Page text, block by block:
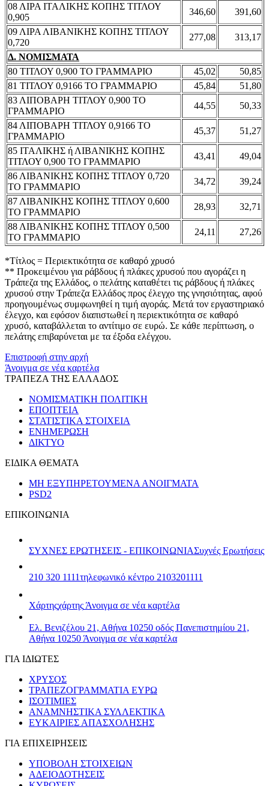
08 ΛΙΡΑ ΙΤΑΛΙΚΗΣ ΚΟΠΗΣ ΤΙΤΛΟΥ
0,905
346,60
391,60
09 ΛΙΡΑ ΛΙΒΑΝΙΚΗΣ ΚΟΠΗΣ ΤΙΤΛΟΥ
0,720
277,08
313,17
Δ. ΝΟΜΙΣΜΑΤΑ
80 ΤΙΤΛΟΥ 0,900 ΤΟ ΓΡΑΜΜΑΡΙΟ
45,02
50,85
81 ΤΙΤΛΟΥ 0,9166 ΤΟ ΓΡΑΜΜΑΡΙΟ
45,84
51,80
83 ΛΙΠΟΒΑΡΗ ΤΙΤΛΟΥ 0,900 ΤΟ
ΓΡΑΜΜΑΡΙΟ
44,55
50,33
84 ΛΙΠΟΒΑΡΗ ΤΙΤΛΟΥ 0,9166 ΤΟ
ΓΡΑΜΜΑΡΙΟ
45,37
51,27
85 ΙΤΑΛΙΚΗΣ ή ΛΙΒΑΝΙΚΗΣ ΚΟΠΗΣ
ΤΙΤΛΟΥ 0,900 ΤΟ ΓΡΑΜΜΑΡΙΟ
43,41
49,04
86 ΛΙΒΑΝΙΚΗΣ ΚΟΠΗΣ ΤΙΤΛΟΥ 0,720
ΤΟ ΓΡΑΜΜΑΡΙΟ
34,72
39,24
87 ΛΙΒΑΝΙΚΗΣ ΚΟΠΗΣ ΤΙΤΛΟΥ 0,600
ΤΟ ΓΡΑΜΜΑΡΙΟ
28,93
32,71
88 ΛΙΒΑΝΙΚΗΣ ΚΟΠΗΣ ΤΙΤΛΟΥ 0,500
ΤΟ ΓΡΑΜΜΑΡΙΟ
24,11 27,26
*Τίτλος = Περιεκτικότητα σε καθαρό χρυσό
** Προκειμένου για ράβδους ή πλάκες χρυσού που αγοράζει η
Τράπεζα της Ελλάδος, ο πελάτης καταθέτει τις ράβδους ή πλάκες
χρυσού στην Τράπεζα Ελλάδος προς έλεγχο της γνησιότητας, αφού
προηγουμένως συμφωνηθεί η τιμή αγοράς. Μετά τον εργαστηριακό
έλεγχο, και εφόσον διαπιστωθεί η περιεκτικότητα σε καθαρό
χρυσό, καταβάλλεται το αντίτιμο σε ευρώ. Σε κάθε περίπτωση, ο
πελάτης επιβαρύνεται με τα έξοδα ελέγχου.
Επιστροφή στην αρχή
Άνοιγμα σε νέα καρτέλα
ΤΡΑΠΕΖΑ ΤΗΣ ΕΛΛΑΔΟΣ
ΝΟΜΙΣΜΑΤΙΚΗ ΠΟΛΙΤΙΚΗ
ΕΠΟΠΤΕΙΑ
ΣΤΑΤΙΣΤΙΚΑ ΣΤΟΙΧΕΙΑ
ΕΝΗΜΕΡΩΣΗ
ΔΙΚΤΥΟ
ΕΙΔΙΚΑ ΘΕΜΑΤΑ
ΜΗ ΕΞΥΠΗΡΕΤΟΥΜΕΝΑ ΑΝΟΙΓΜΑΤΑ
PSD2
ΕΠΙΚΟΙΝΩΝΙΑ
ΣΥΧΝΕΣ ΕΡΩΤΗΣΕΙΣ - ΕΠΙΚΟΙΝΩΝΙΑΣυχνές Ερωτήσεις
210 320 1111τηλεφωνικό κέντρο 2103201111
Χάρτηςχάρτης Άνοιγμα σε νέα καρτέλα
Ελ. Βενιζέλου 21, Αθήνα 10250 οδός Πανεπιστημίου 21,
Αθήνα 10250 Άνοιγμα σε νέα καρτέλα
ΓΙΑ ΙΔΙΩΤΕΣ
ΧΡΥΣΟΣ
ΤΡΑΠΕΖΟΓΡΑΜΜΑΤΙΑ ΕΥΡΩ
ΙΣΟΤΙΜΙΕΣ
ΑΝΑΜΝΗΣΤΙΚΑ ΣΥΛΛΕΚΤΙΚΑ
ΕΥΚΑΙΡΙΕΣ ΑΠΑΣΧΟΛΗΣΗΣ
ΓΙΑ ΕΠΙΧΕΙΡΗΣΕΙΣ
ΥΠΟΒΟΛΗ ΣΤΟΙΧΕΙΩΝ
ΑΔΕΙΟΔΟΤΗΣΕΙΣ